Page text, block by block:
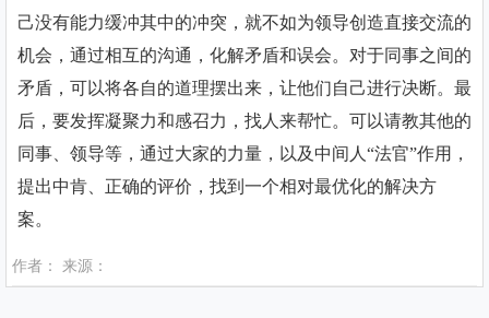
己没有能力缓冲其中的冲突，就不如为领导创造直接交流的
机会，通过相互的沟通，化解矛盾和误会。对于同事之间的
矛盾，可以将各自的道理摆出来，让他们自己进行决断。最
后，要发挥凝聚力和感召力，找人来帮忙。可以请教其他的
同事、领导等，通过大家的力量，以及中间人“法官”作用，
提出中肯、正确的评价，找到一个相对最优化的解决方
案。
作者： 来源：